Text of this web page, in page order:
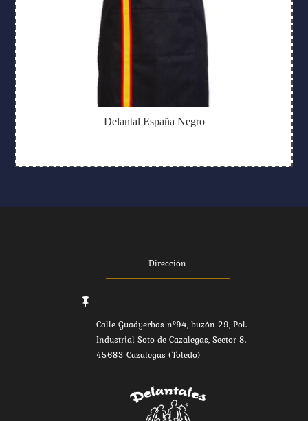
Delantal España Negro
Dirección

Calle Guadyerbas nº94, buzón 29, Pol.
Industrial Soto de Cazalegas, Sector 8.
45683 Cazalegas (Toledo)